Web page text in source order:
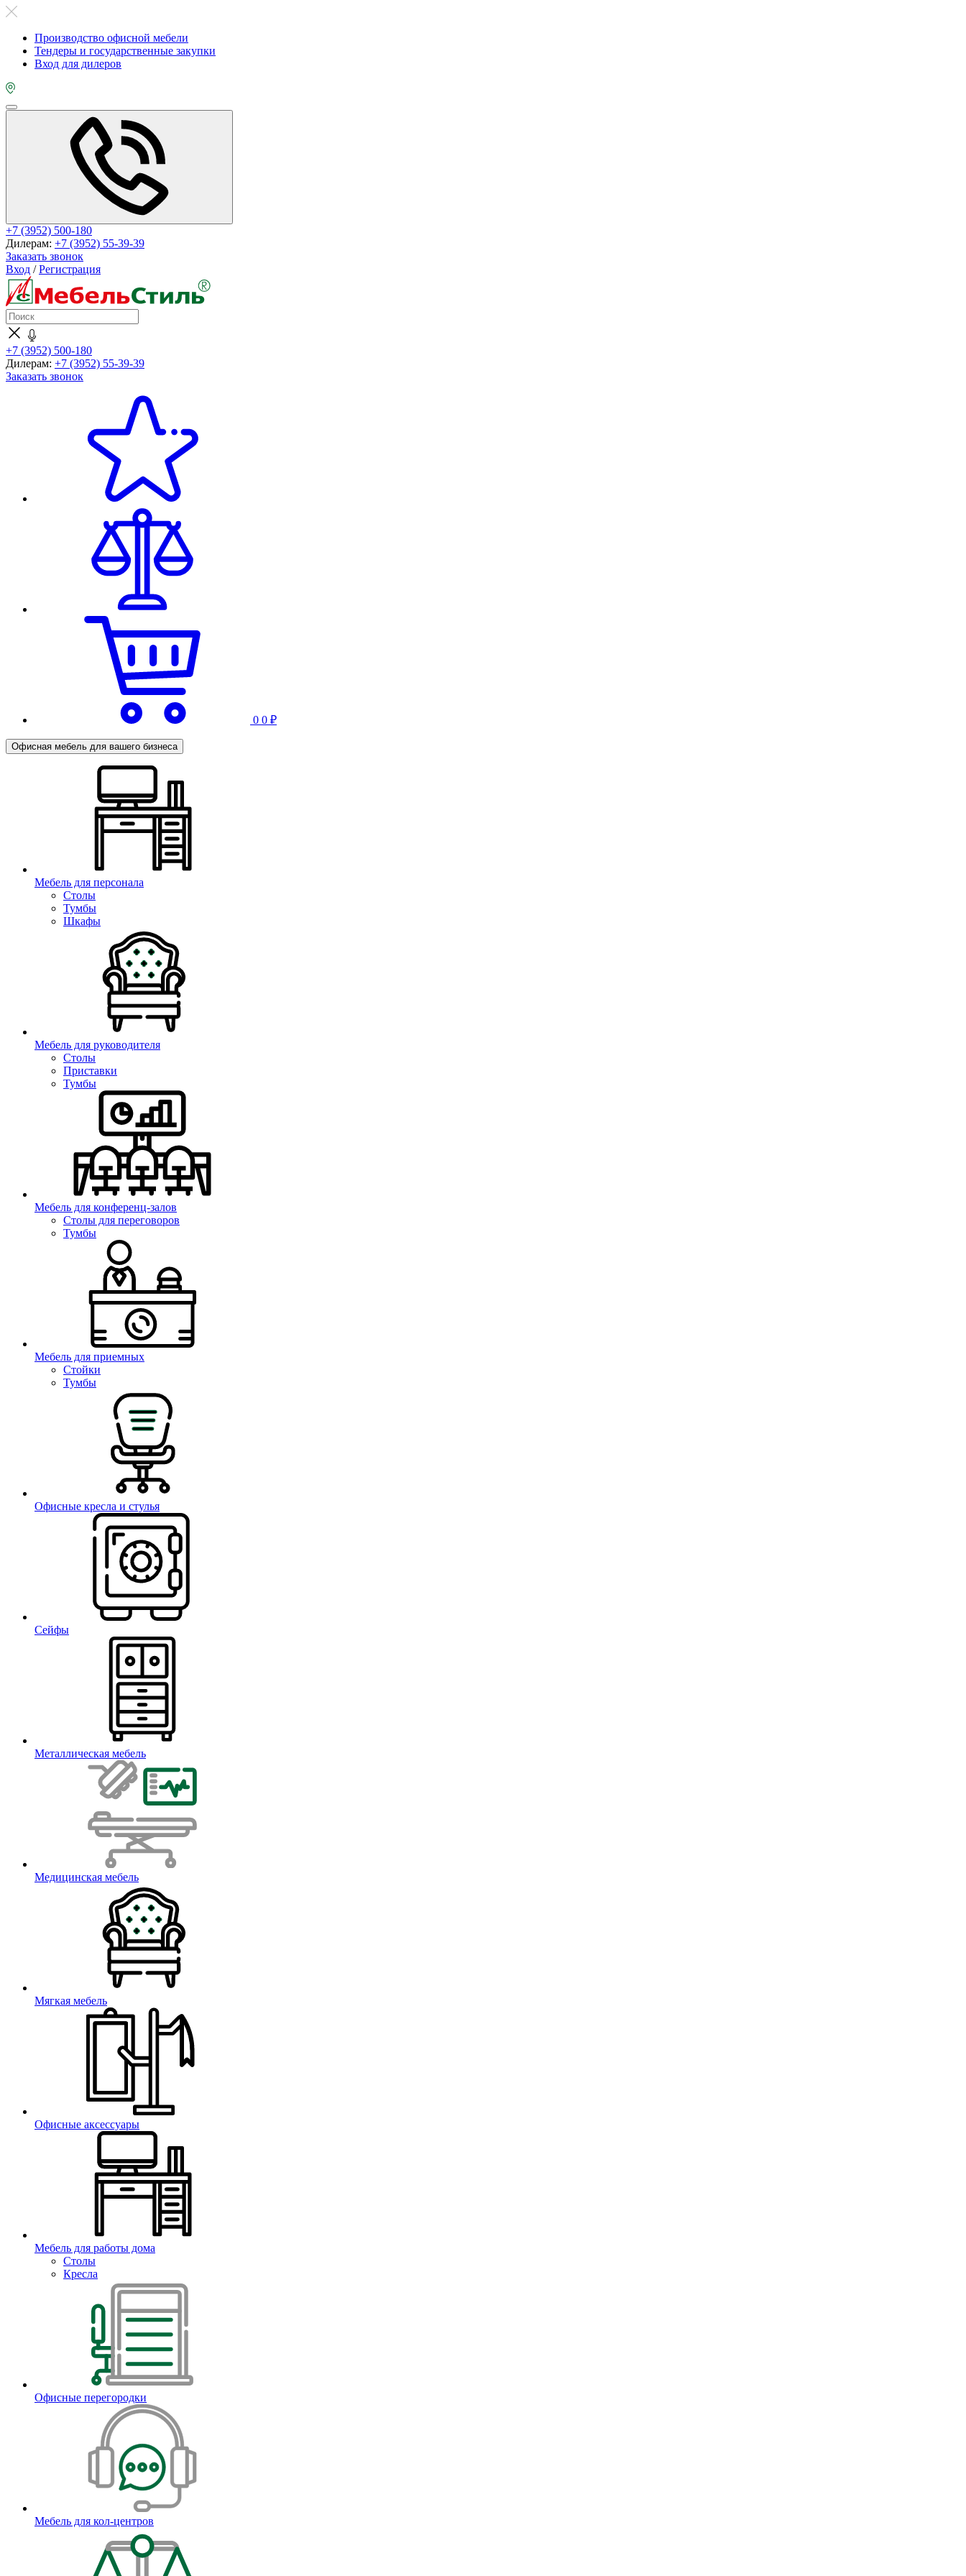
Производство офисной мебели
Тендеры и государственные закупки
Вход для дилеров
+7 (3952) 500-180
Дилерам: +7 (3952) 55-39-39
Заказать звонок
Вход /Регистрация
+7 (3952) 500-180
Дилерам: +7 (3952) 55-39-39
Заказать звонок
0 0 ₽
Офисная мебель для вашего бизнеса
Мебель для персонала
Столы
Тумбы
Шкафы
Мебель для руководителя
Столы
Приставки
Тумбы
Мебель для конференц-залов
Столы для переговоров
Тумбы
Мебель для приемных
Стойки
Тумбы
Офисные кресла и стулья
Сейфы
Металлическая мебель
Медицинская мебель
Мягкая мебель
Офисные аксессуары
Мебель для работы дома
Столы
Кресла
Офисные перегородки
Мебель для кол-центров